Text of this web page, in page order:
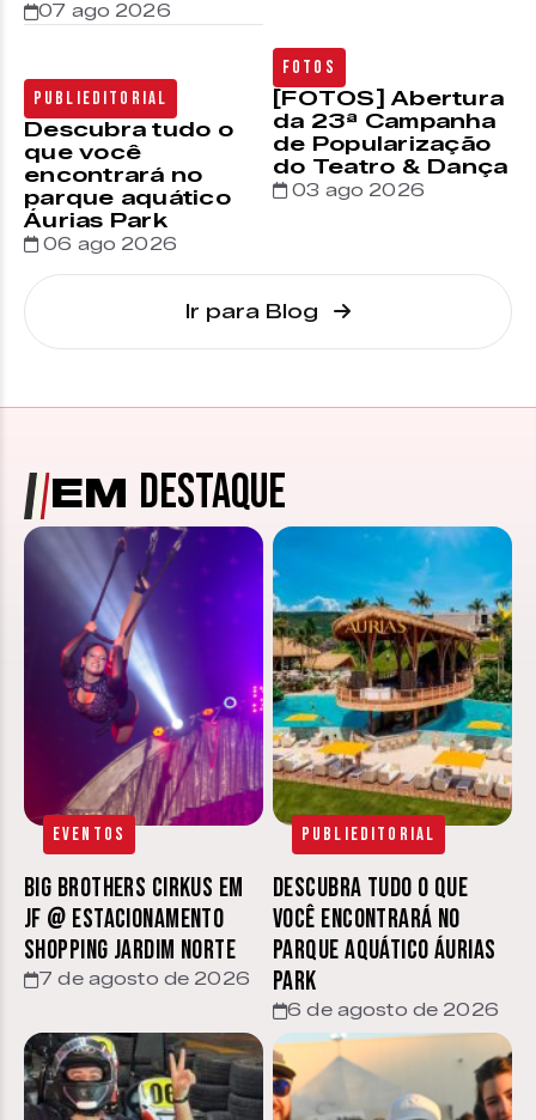
07 ago 2026
Publieditorial
Descubra tudo o
que você
encontrará no
parque aquático
Áurias Park
06 ago 2026
Fotos
[FOTOS] Abertura
da 23ª Campanha
de Popularização
do Teatro & Dança
03 ago 2026
Ir para Blog
EM DESTAQUE
Eventos
Big Brothers Cirkus em
JF @ estacionamento
Shopping Jardim Norte
7 de agosto de 2026
Publieditorial
Descubra tudo o que
você encontrará no
parque aquático Áurias
Park
6 de agosto de 2026